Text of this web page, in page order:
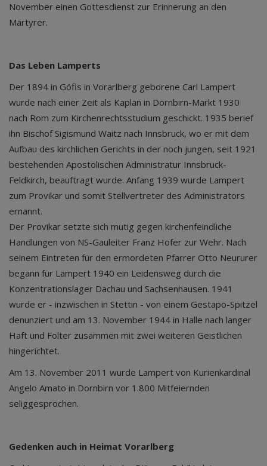
November einen Gottesdienst zur Erinnerung an den
Märtyrer.
Das Leben Lamperts
Der 1894 in Göfis in Vorarlberg geborene Carl Lampert
wurde nach einer Zeit als Kaplan in Dornbirn-Markt 1930
nach Rom zum Kirchenrechtsstudium geschickt. 1935 berief
ihn Bischof Sigismund Waitz nach Innsbruck, wo er mit dem
Aufbau des kirchlichen Gerichts in der noch jungen, seit 1921
bestehenden Apostolischen Administratur Innsbruck-
Feldkirch, beauftragt wurde. Anfang 1939 wurde Lampert
zum Provikar und somit Stellvertreter des Administrators
ernannt.
Der Provikar setzte sich mutig gegen kirchenfeindliche
Handlungen von NS-Gauleiter Franz Hofer zur Wehr. Nach
seinem Eintreten für den ermordeten Pfarrer Otto Neururer
begann für Lampert 1940 ein Leidensweg durch die
Konzentrationslager Dachau und Sachsenhausen. 1941
wurde er - inzwischen in Stettin - von einem Gestapo-Spitzel
denunziert und am 13. November 1944 in Halle nach langer
Haft und Folter zusammen mit zwei weiteren Geistlichen
hingerichtet.
Am 13. November 2011 wurde Lampert von Kurienkardinal
Angelo Amato in Dornbirn vor 1.800 Mitfeiernden
seliggesprochen.
Gedenken auch in Heimat Vorarlberg